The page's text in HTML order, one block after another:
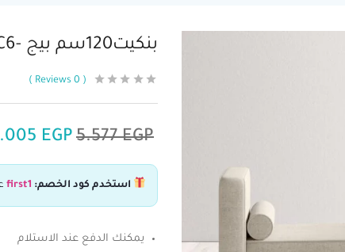
بنكيت120سم بيج -BNC6
0
5.577EGP
EGP
استخدم كود الخصم: first1
يمكنك الدفع عند الاستلام